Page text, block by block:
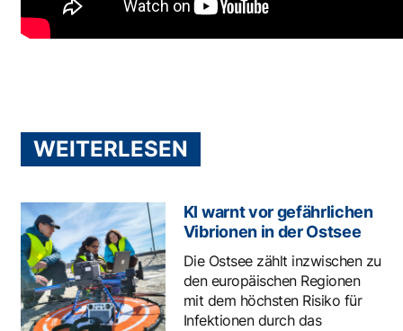
WEITERLESEN
KI warnt vor gefährlichen
Vibrionen in der Ostsee
Die Ostsee zählt inzwischen zu
den europäischen Regionen
mit dem höchsten Risiko für
Infektionen durch das